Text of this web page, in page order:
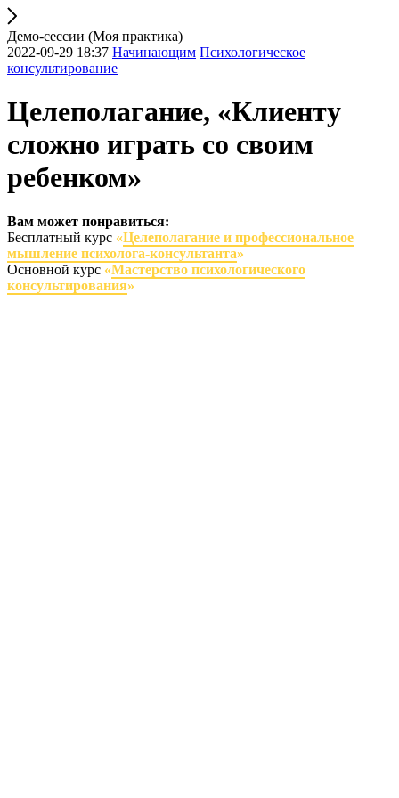
Демо-сессии (Моя практика)
2022-09-29 18:37 Начинающим Психологическое
консультирование
Целеполагание, «Клиенту
сложно играть со своим
ребенком»
Вам может понравиться:
Бесплатный курс «Целеполагание и профессиональное
мышление психолога-консультанта»
Основной курс «Мастерство психологического
консультирования»